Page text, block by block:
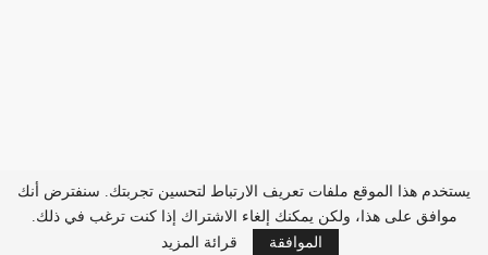
يستخدم هذا الموقع ملفات تعريف الارتباط لتحسين تجربتك. سنفترض أنك
موافق على هذا، ولكن يمكنك إلغاء الاشتراك إذا كنت ترغب في ذلك.
الموافقة
قرائة المزيد